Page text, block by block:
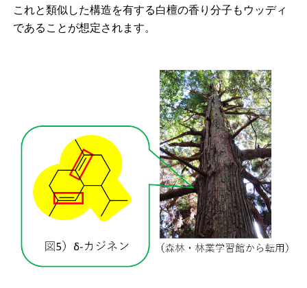
これと類似した構造を有する白檀の香り分子もウッディ
であることが想定されます。